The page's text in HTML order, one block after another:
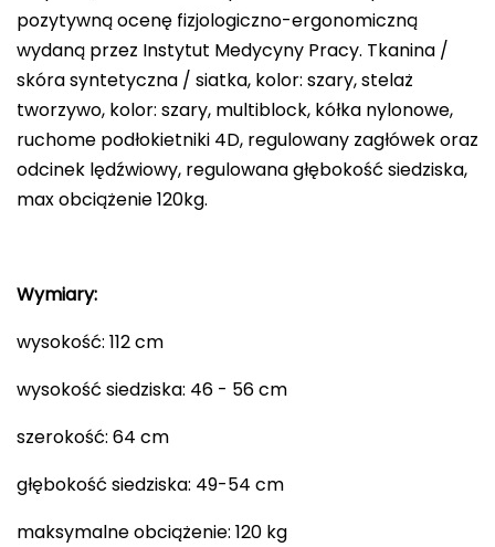
pozytywną ocenę fizjologiczno-ergonomiczną
wydaną przez Instytut Medycyny Pracy. Tkanina /
skóra syntetyczna / siatka, kolor: szary, stelaż
tworzywo, kolor: szary, multiblock, kółka nylonowe,
ruchome podłokietniki 4D, regulowany zagłówek oraz
odcinek lędźwiowy, regulowana głębokość siedziska,
max obciążenie 120kg.
Wymiary:
wysokość: 112 cm
wysokość siedziska: 46 - 56 cm
szerokość: 64 cm
głębokość siedziska: 49-54 cm
maksymalne obciążenie: 120 kg